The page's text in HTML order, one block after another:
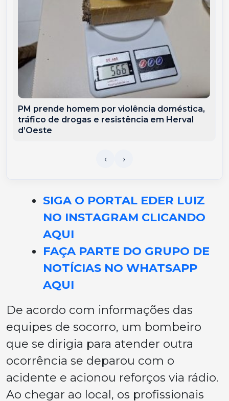
PM prende homem por violência doméstica,
tráfico de drogas e resistência em Herval
d’Oeste
SIGA O PORTAL EDER LUIZ
NO INSTAGRAM CLICANDO
AQUI
FAÇA PARTE DO GRUPO DE
NOTÍCIAS NO WHATSAPP
AQUI
De acordo com informações das
equipes de socorro, um bombeiro
que se dirigia para atender outra
ocorrência se deparou com o
acidente e acionou reforços via rádio.
Ao chegar ao local, os profissionais